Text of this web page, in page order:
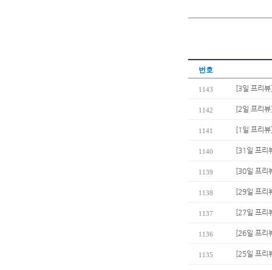
번호
1143 [3일 프리
1142 [2일 프리
1141 [1일 프리
1140 [31일 프리
1139 [30일 프리
1138 [29일 프리
1137 [27일 프리
1136 [26일 프리
1135 [25일 프리